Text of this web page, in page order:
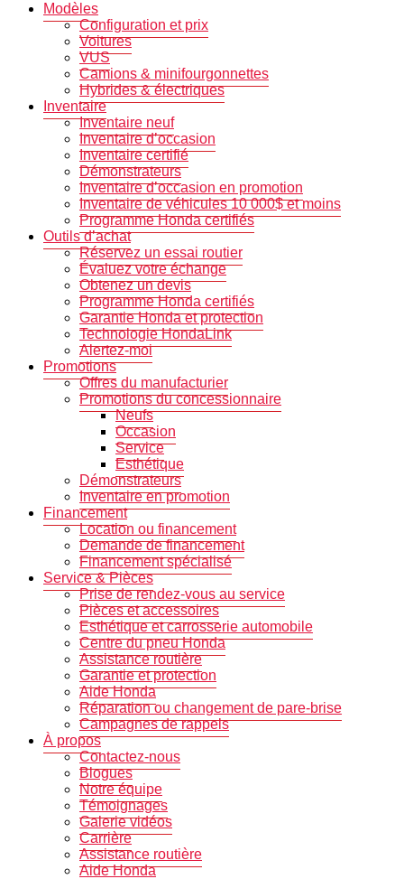
Modèles
Configuration et prix
Voitures
VUS
Camions & minifourgonnettes
Hybrides & électriques
Inventaire
Inventaire neuf
Inventaire d’occasion
Inventaire certifié
Démonstrateurs
Inventaire d’occasion en promotion
Inventaire de véhicules 10 000$ et moins
Programme Honda certifiés
Outils d’achat
Réservez un essai routier
Évaluez votre échange
Obtenez un devis
Programme Honda certifiés
Garantie Honda et protection
Technologie HondaLink
Alertez-moi
Promotions
Offres du manufacturier
Promotions du concessionnaire
Neufs
Occasion
Service
Esthétique
Démonstrateurs
Inventaire en promotion
Financement
Location ou financement
Demande de financement
Financement spécialisé
Service & Pièces
Prise de rendez-vous au service
Pièces et accessoires
Esthétique et carrosserie automobile
Centre du pneu Honda
Assistance routière
Garantie et protection
Aide Honda
Réparation ou changement de pare-brise
Campagnes de rappels
À propos
Contactez-nous
Blogues
Notre équipe
Témoignages
Galerie vidéos
Carrière
Assistance routière
Aide Honda